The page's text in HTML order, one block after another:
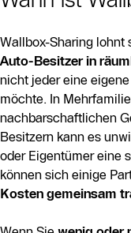
Vorteile. Technisch
Verwaltung und
Die Abrechnung
erfolgen, wobei
Zudem werden
um
und abgesichert
Wallbox-Sharing lohnt
Auto-Besitzer in
nicht jeder eine
möchte. In
nachbarschaftlichen
Besitzern kann es
oder Eigentümer eine
können sich einige
Kosten gemeinsam